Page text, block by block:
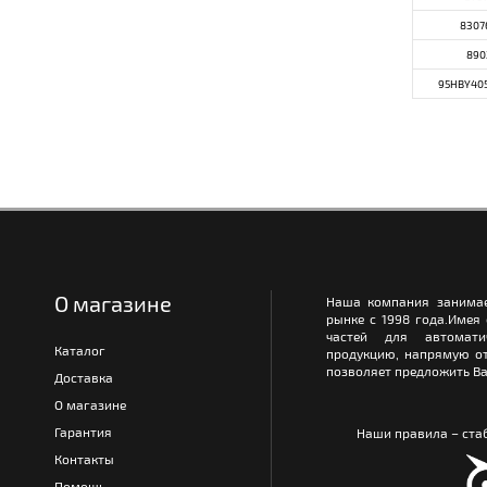
О магазине
Каталог
Доставка
О магазине
Гарантия
Контакты
Наша компания
рынке с 1998
частей для
продукцию, напрямую
позволяет предложить
Наши правила –